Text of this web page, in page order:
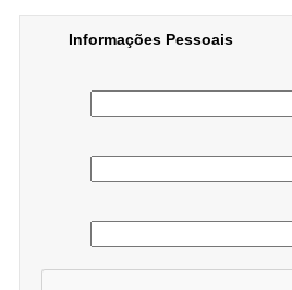
Informações Pessoais